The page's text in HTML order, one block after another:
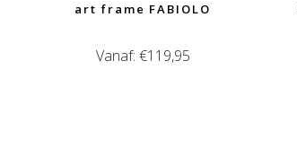
art frame FABIOLO
Vanaf: €119,95